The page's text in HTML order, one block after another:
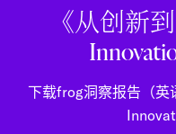
《从创新
下载frog洞察报告（英